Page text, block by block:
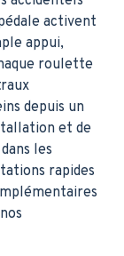
activent
appui,
roulette
depuis un
et de
les
rapides